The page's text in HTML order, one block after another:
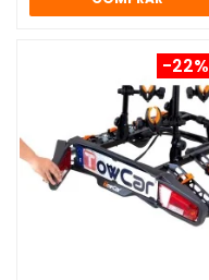
-22%